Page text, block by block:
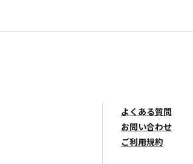
よくある質問
お問い合わせ
ご利用規約